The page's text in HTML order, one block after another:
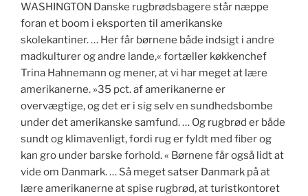
WASHINGTON Danske rugbrødsbagere står næppe
foran et boom i eksporten til amerikanske
skolekantiner. … Her får børnene både indsigt i andre
madkulturer og andre lande,« fortæller køkkenchef
Trina Hahnemann og mener, at vi har meget at lære
amerikanerne. »35 pct. af amerikanerne er
overvægtige, og det er i sig selv en sundhedsbombe
under det amerikanske samfund. … Og rugbrød er både
sundt og klimavenligt, fordi rug er fyldt med fiber og
kan gro under barske forhold. « Børnene får også lidt at
vide om Danmark. … Så meget satser Danmark på at
lære amerikanerne at spise rugbrød, at turistkontoret